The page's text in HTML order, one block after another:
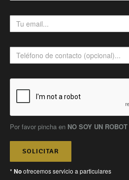
Por favor pincha en NO SOY UN ROBOT
SOLICITAR
* Noofrecemos servicio a particulares